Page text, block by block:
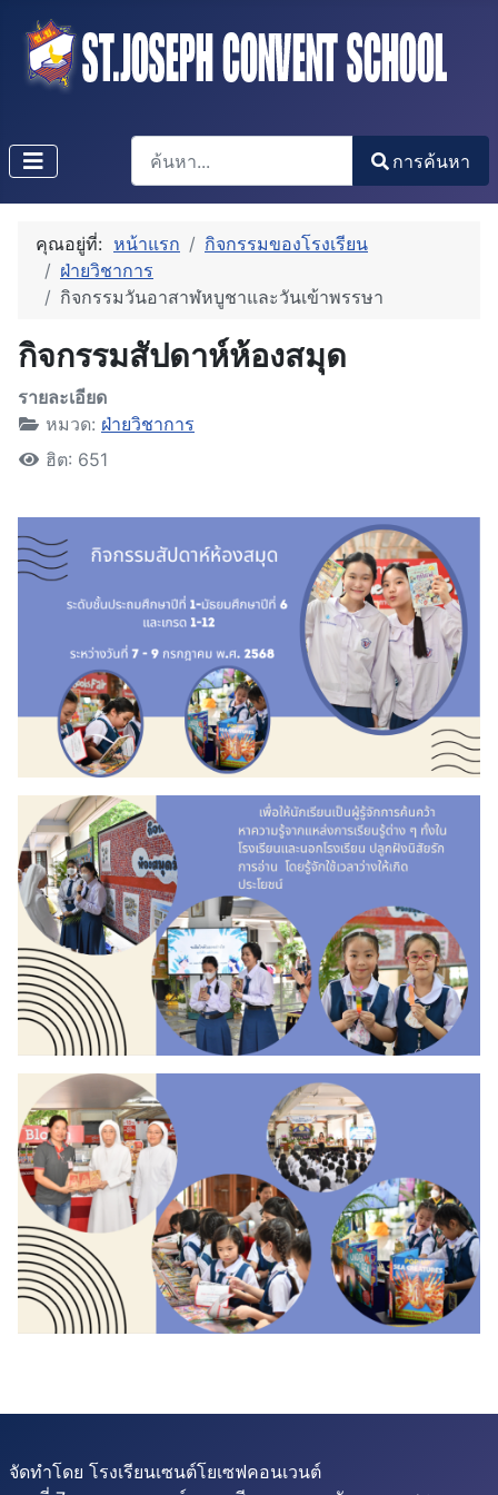
การค้นหา
Type 2 or more characters for results.
การค้นหา
คุณอยู่ที่: หน้าแรก
กิจกรรมของโรงเรียน
ฝ่ายวิชาการ
กิจกรรมวันอาสาฬหบูชาและวันเข้าพรรษา
กิจกรรมสัปดาห์ห้องสมุด
รายละเอียด
หมวด: ฝ่ายวิชาการ
ฮิต: 651
จัดทำโดย โรงเรียนเซนต์โยเซฟคอนเวนต์